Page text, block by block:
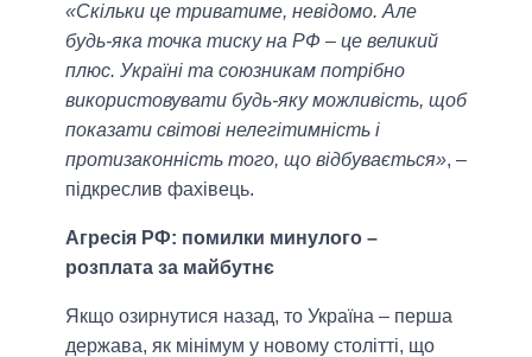
«Скільки це триватиме, невідомо. Але
будь-яка точка тиску на РФ – це великий
плюс. Україні та союзникам потрібно
використовувати будь-яку можливість, щоб
показати світові нелегітимність і
протизаконність того, що відбувається», –
підкреслив фахівець.
Агресія РФ: помилки минулого –
розплата за майбутнє
Якщо озирнутися назад, то Україна – перша
держава, як мінімум у новому столітті, що